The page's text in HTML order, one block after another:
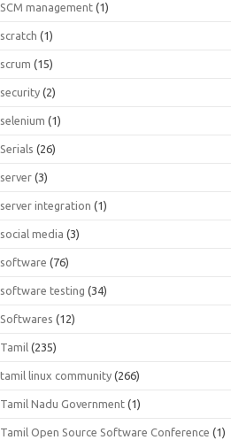
SCM management (1)
scratch (1)
scrum (15)
security (2)
selenium (1)
Serials (26)
server (3)
server integration (1)
social media (3)
software (76)
software testing (34)
Softwares (12)
Tamil (235)
tamil linux community (266)
Tamil Nadu Government (1)
Tamil Open Source Software Conference (1)